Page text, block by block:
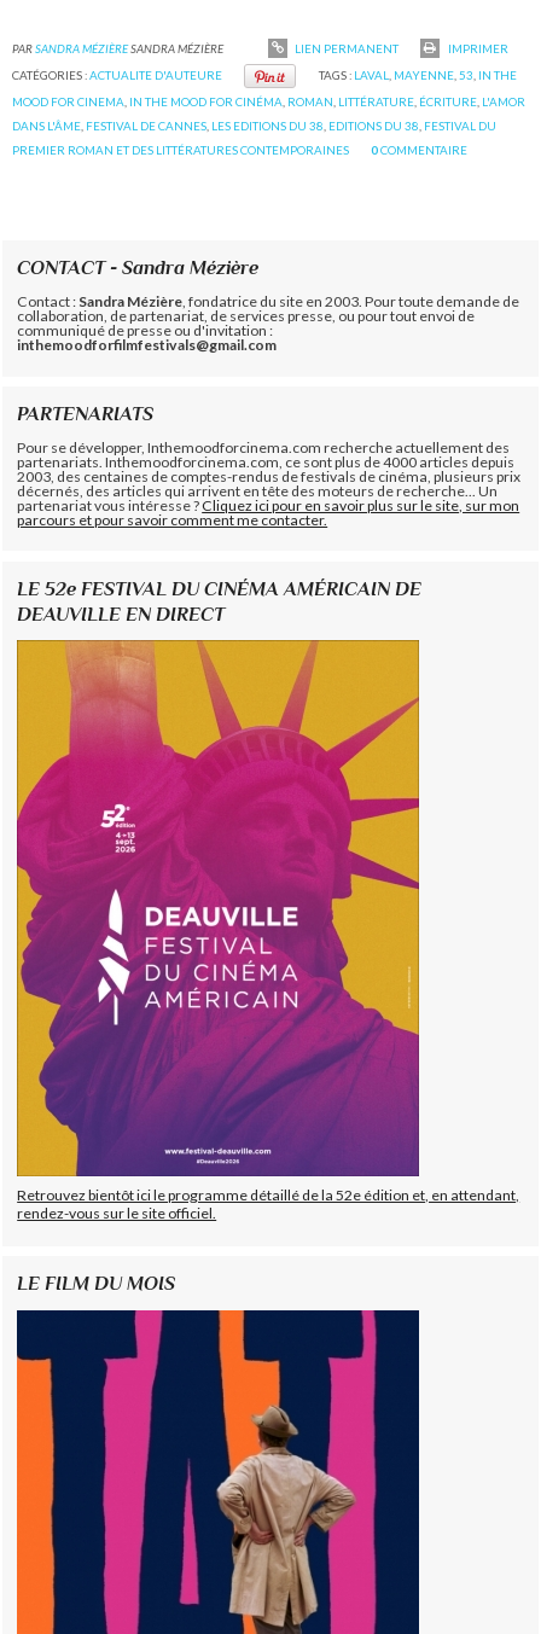
PARSANDRA MÉZIÈRESANDRA MÉZIÈRE LIEN PERMANENT
IMPRIMER
CATÉGORIES :ACTUALITE D'AUTEURE TAGS : LAVAL MAYENNE, 53 IN THE
MOOD FOR CINEMA IN THE MOOD FOR CINÉMA ROMAN LITTÉRATURE ÉCRITURE L'AMOR
DANS L'ÂME FESTIVAL DE CANNES LES EDITIONS DU 38 EDITIONS DU 38 FESTIVAL DU
PREMIER ROMAN ET DES LITTÉRATURES CONTEMPORAINES
0COMMENTAIRE
CONTACT - Sandra Mézière
Contact : Sandra Mézière , fondatrice du site en 2003. Pour toute demande de
collaboration, de partenariat, de services presse, ou pour tout envoi de
communiqué de presse ou d'invitation :
inthemoodforfilmfestivals@gmail.com
PARTENARIATS
Pour se développer, Inthemoodforcinema.com recherche actuellement des
partenariats. Inthemoodforcinema.com, ce sont plus de 4000 articles depuis
2003, des centaines de comptes-rendus de festivals de cinéma, plusieurs prix
décernés, des articles qui arrivent en tête des moteurs de recherche... Un
partenariat vous intéresse ?Cliquez ici pour en savoir plus sur le site, sur mon
parcours et pour savoir comment me contacter.
LE 52e FESTIVAL DU CINÉMA AMÉRICAIN DE
DEAUVILLE EN DIRECT
Retrouvez bientôt ici le programme détaillé de la 52e édition et, en attendant,
rendez-vous sur le site officiel.
LE FILM DU MOIS